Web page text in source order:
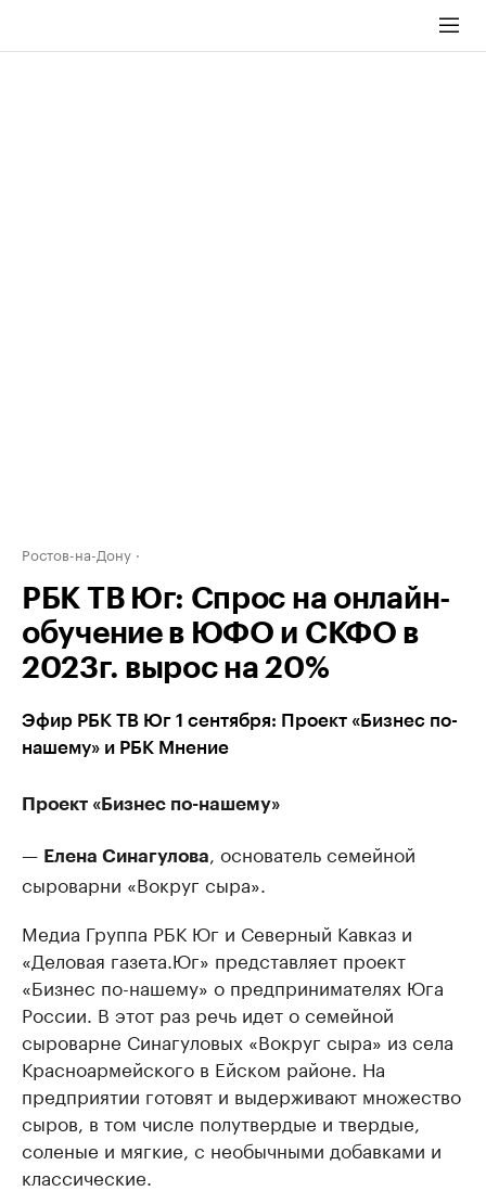
Ростов-на-Дону
РБК ТВ Юг: Спрос на онлайн-
обучение в ЮФО и СКФО в
2023г. вырос на 20%
Эфир РБК ТВ Юг 1 сентября: Проект «Бизнес по-
нашему» и РБК Мнение
Проект «Бизнес по-нашему»
— Елена Синагулова
, основатель семейной
сыроварни «Вокруг сыра».
Медиа Группа РБК Юг и Северный Кавказ и
«Деловая газета.Юг» представляет проект
«Бизнес по-нашему» о предпринимателях Юга
России. В этот раз речь идет о семейной
сыроварне Синагуловых «Вокруг сыра» из села
Красноармейского в Ейском районе. На
предприятии готовят и выдерживают множество
сыров, в том числе полутвердые и твердые,
соленые и мягкие, с необычными добавками и
классические.